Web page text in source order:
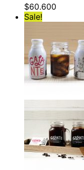
$60.600
Sale!